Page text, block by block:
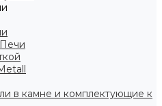
в камне и комплектующие к